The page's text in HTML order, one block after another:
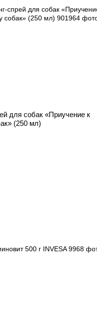
для собак «Приучение к
(250 мл)